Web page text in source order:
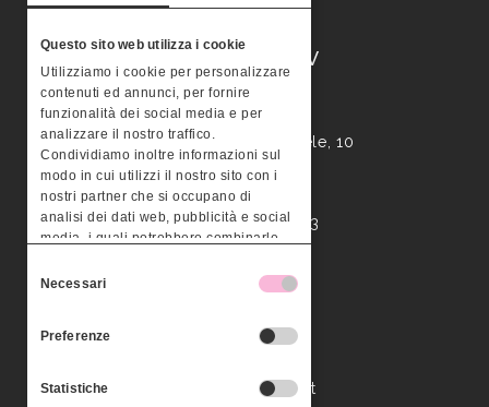
Questo sito web utilizza i cookie
Utilizziamo i cookie per personalizzare
contenuti ed annunci, per fornire
funzionalità dei social media e per
analizzare il nostro traffico.
Condividiamo inoltre informazioni sul
modo in cui utilizzi il nostro sito con i
nostri partner che si occupano di
analisi dei dati web, pubblicità e social
media, i quali potrebbero combinarle
loro o che hanno raccolto dal tuo
Necessari
Preferenze
Statistiche
MONTERA STV
Palazzo Valle
Contrà Busa San Michele, 10
P.IVA 03295960243
Contact us
Tel. 0444 526125
info@monterastv.it